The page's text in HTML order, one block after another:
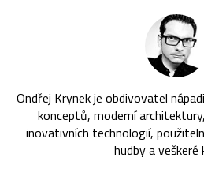
Ondřej Krynek je obdivovatel
konceptů, moderní
inovativních technologií,
hudby a veškeré